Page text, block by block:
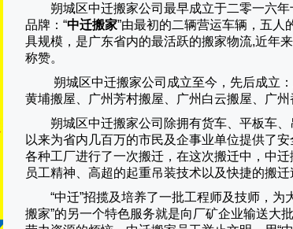
朔城区中迁搬家公司最早成立于二零一六
品牌：“中迁搬家”由最初的二辆营运车辆，五
具规模，是广东省内的最活跃的搬家物流,近年
称赞。
朔城区中迁搬家公司成立至今，先后成立
黄埔搬屋、广州芳村搬屋、广州白云搬屋、广
朔城区中迁搬家公司除拥有货车、平板车
以来为省内几百万的市民及企事业单位提供了
各种工厂进行了一次搬迁，在这次搬迁中，中迁
员工精神、高超的起重吊装技术以及快捷的搬迁
“中迁”招揽及培养了一批工程师及技师，为
搬家”的另一个特色服务就是向厂矿企业输送大